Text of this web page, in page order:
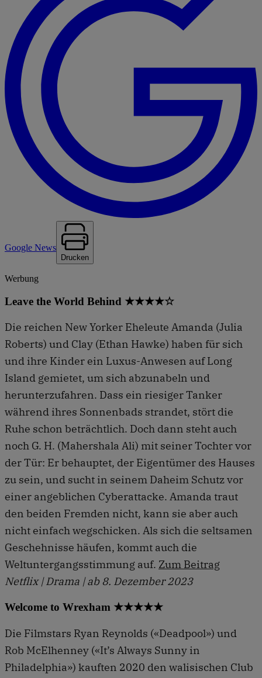
Google News
Drucken
Werbung
Leave the World Behind ★★★★☆
Die reichen New Yorker Eheleute Amanda (Julia
Roberts) und Clay (Ethan Hawke) haben für sich
und ihre Kinder ein Luxus-Anwesen auf Long
Island gemietet, um sich abzunabeln und
herunterzufahren. Dass ein riesiger Tanker
während ihres Sonnenbads strandet, stört die
Ruhe schon beträchtlich. Doch dann steht auch
noch G. H. (Mahershala Ali) mit seiner Tochter vor
der Tür: Er behauptet, der Eigentümer des Hauses
zu sein, und sucht in seinem Daheim Schutz vor
einer angeblichen Cyberattacke. Amanda traut
den beiden Fremden nicht, kann sie aber auch
nicht einfach wegschicken. Als sich die seltsamen
Geschehnisse häufen, kommt auch die
Weltuntergangsstimmung auf. Zum Beitrag
Netflix | Drama | ab 8. Dezember 2023
Welcome to Wrexham ★★★★★
Die Filmstars Ryan Reynolds («Deadpool») und
Rob McElhenney («It’s Always Sunny in
Philadelphia») kauften 2020 den walisischen Club